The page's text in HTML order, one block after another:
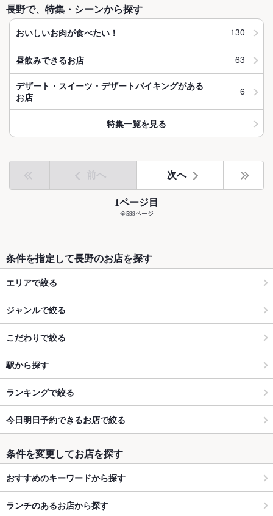
長野で、特集・シーンから探す
おいしいお肉が食べたい！ 130
昼飲みできるお店 63
デザート・スイーツ・デザートバイキングがある
お店
6
特集一覧を見る
前へ 次へ
1ページ目
全599ページ
条件を指定して長野のお店を探す
エリアで絞る
ジャンルで絞る
こだわりで絞る
駅から探す
ランキングで絞る
今日明日予約できるお店で絞る
条件を変更してお店を探す
おすすめのキーワードから探す
ランチのあるお店から探す